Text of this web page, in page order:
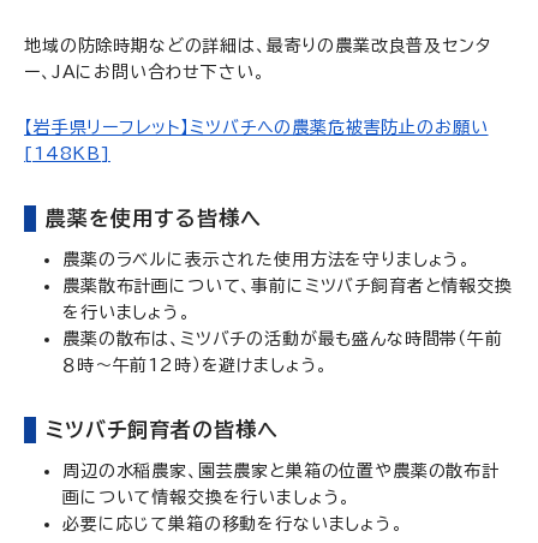
地域の防除時期などの詳細は、最寄りの農業改良普及センタ
ー、JAにお問い合わせ下さい。
【岩手県リーフレット】ミツバチへの農薬危被害防止のお願い
[148KB]
農薬を使用する皆様へ
農薬のラベルに表示された使用方法を守りましょう。
農薬散布計画について、事前にミツバチ飼育者と情報交換
を行いましょう。
農薬の散布は、ミツバチの活動が最も盛んな時間帯（午前
８時～午前12時）を避けましょう。
ミツバチ飼育者の皆様へ
周辺の水稲農家、園芸農家と巣箱の位置や農薬の散布計
画について情報交換を行いましょう。
必要に応じて巣箱の移動を行ないましょう。